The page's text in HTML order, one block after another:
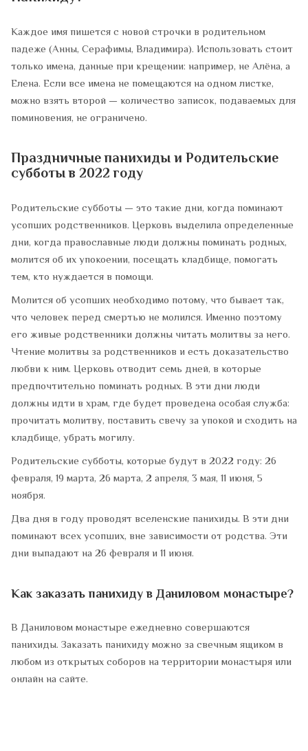
Каждое имя пишется с новой строчки в родительном
падеже (Анны, Серафимы, Владимира). Использовать стоит
только имена, данные при крещении: например, не Алёна, а
Елена. Если все имена не помещаются на одном листке,
можно взять второй — количество записок, подаваемых для
поминовения, не ограничено.
Праздничные панихиды и Родительские
субботы в 2022 году
Родительские субботы — это такие дни, когда поминают
усопших родственников. Церковь выделила определенные
дни, когда православные люди должны поминать родных,
молится об их упокоении, посещать кладбище, помогать
тем, кто нуждается в помощи.
Молится об усопших необходимо потому, что бывает так,
что человек перед смертью не молился. Именно поэтому
его живые родственники должны читать молитвы за него.
Чтение молитвы за родственников и есть доказательство
любви к ним. Церковь отводит семь дней, в которые
предпочтительно поминать родных. В эти дни люди
должны идти в храм, где будет проведена особая служба:
прочитать молитву, поставить свечу за упокой и сходить на
кладбище, убрать могилу.
Родительские субботы, которые будут в 2022 году: 26
февраля, 19 марта, 26 марта, 2 апреля, 3 мая, 11 июня, 5
ноября.
Два дня в году проводят вселенские панихиды. В эти дни
поминают всех усопших, вне зависимости от родства. Эти
дни выпадают на 26 февраля и 11 июня.
Как заказать панихиду в Даниловом монастыре?
В Даниловом монастыре ежедневно совершаются
панихиды. Заказать панихиду можно за свечным ящиком в
любом из открытых соборов на территории монастыря или
онлайн на сайте.